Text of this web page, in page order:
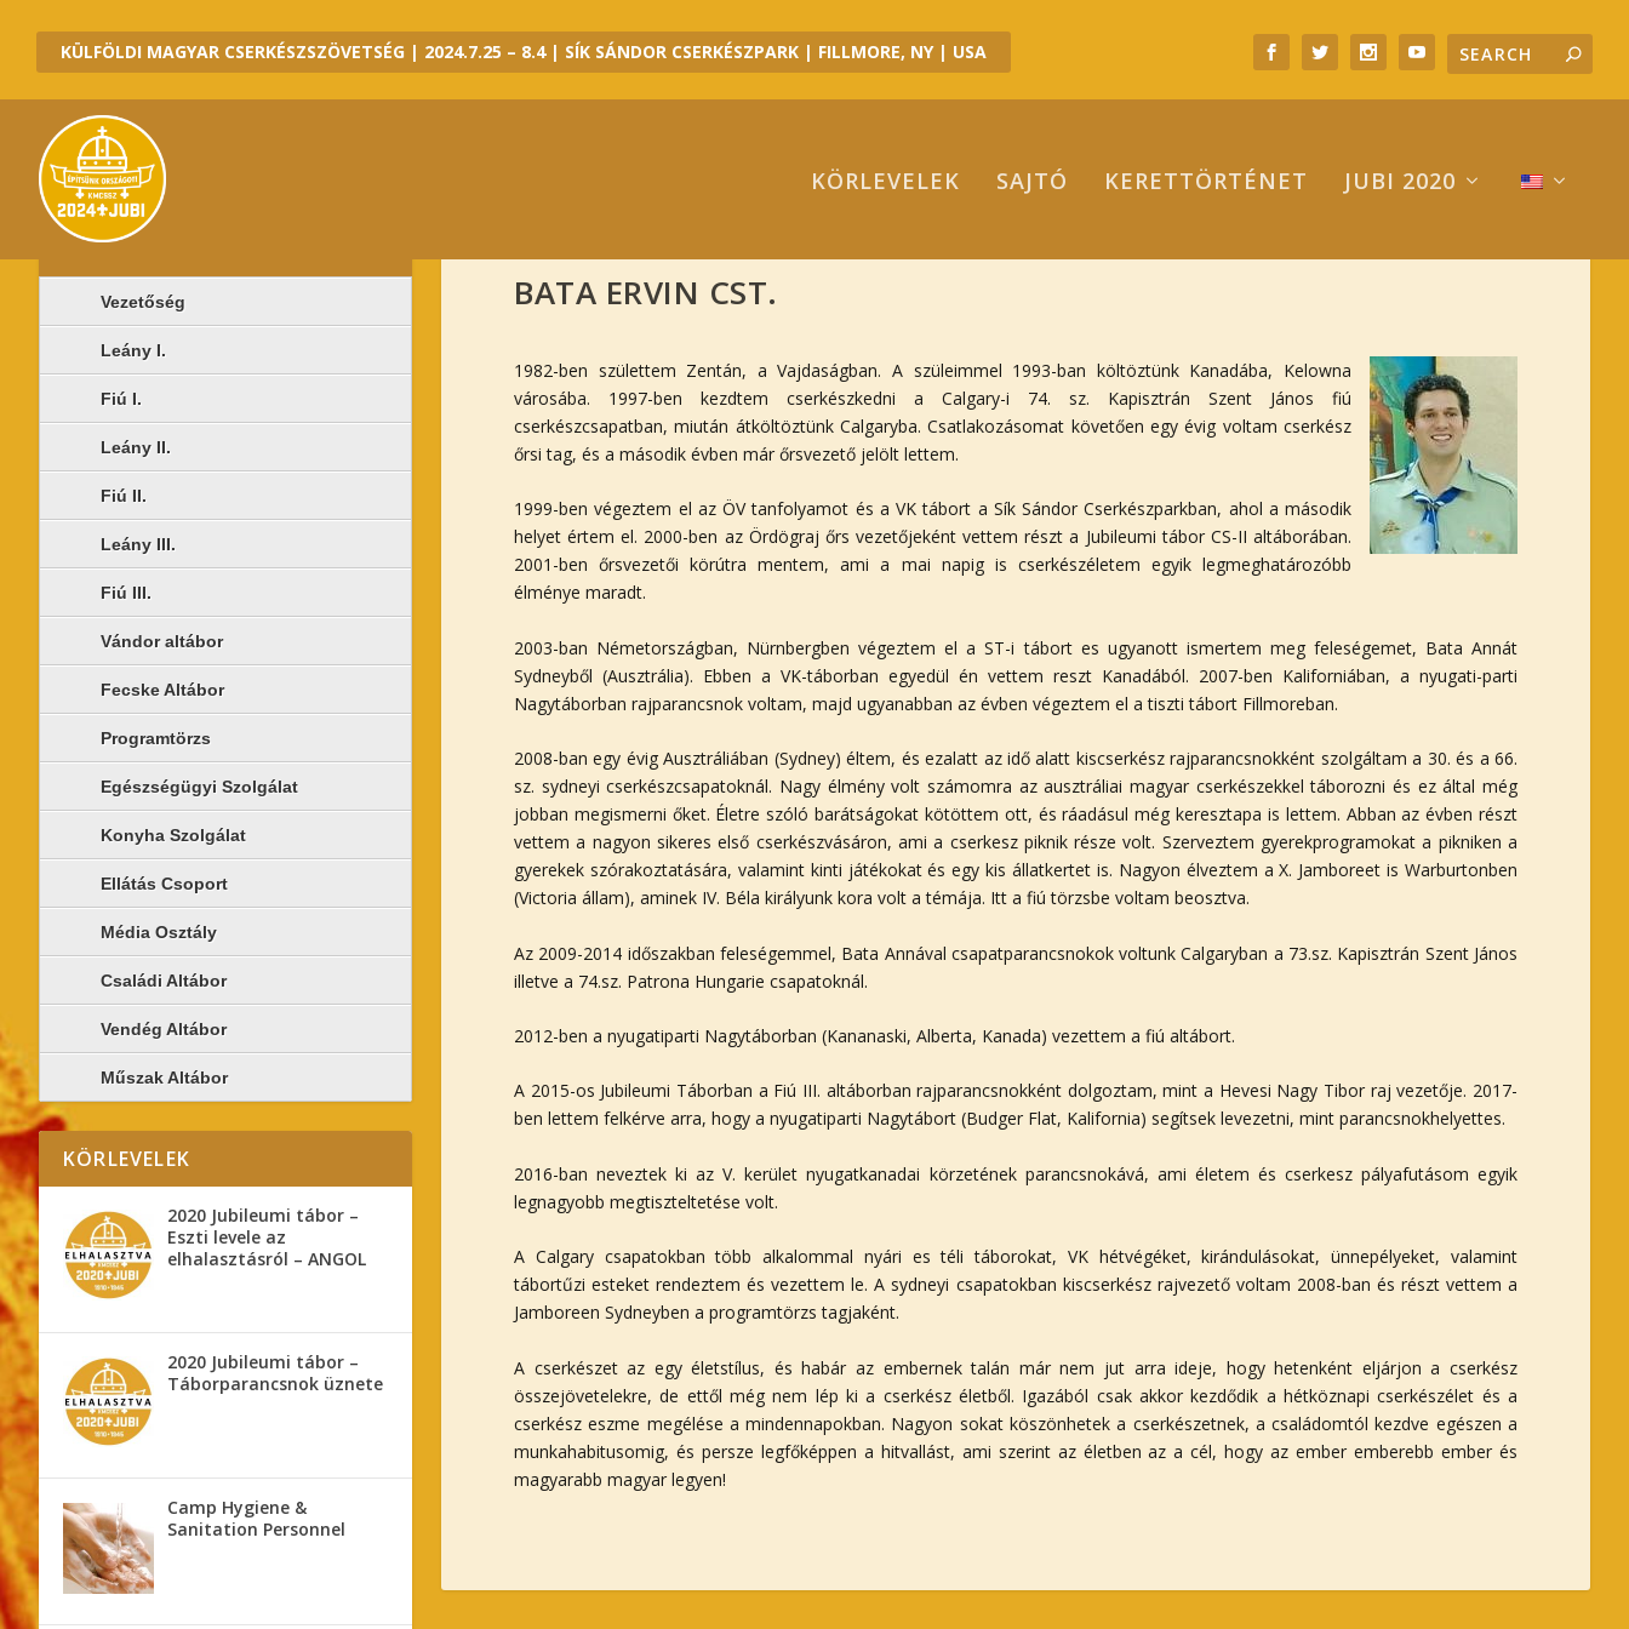
KÜLFÖLDI MAGYAR CSERKÉSZSZÖVETSÉG | 2024.7.25 – 8.4 | SÍK SÁNDOR CSERKÉSZPARK | FILLMORE, NY | USA
KÖRLEVELEK SAJTÓ KERETTÖRTÉNET JUBI 2020
BATA ERVIN CST.
1982-ben születtem Zentán, a Vajdaságban. A szüleimmel 1993-ban költöztünk Kanadába, Kelowna
városába. 1997-ben kezdtem cserkészkedni a Calgary-i 74. sz. Kapisztrán Szent János fiú
cserkészcsapatban, miután átköltöztünk Calgaryba. Csatlakozásomat követően egy évig voltam cserkész
őrsi tag, és a második évben már őrsvezető jelölt lettem.
1999-ben végeztem el az ÖV tanfolyamot és a VK tábort a Sík Sándor Cserkészparkban, ahol a második
helyet értem el. 2000-ben az Ördögraj őrs vezetőjeként vettem részt a Jubileumi tábor CS-II altáborában.
2001-ben őrsvezetői körútra mentem, ami a mai napig is cserkészéletem egyik legmeghatározóbb
élménye maradt.
2003-ban Németországban, Nürnbergben végeztem el a ST-i tábort es ugyanott ismertem meg feleségemet, Bata Annát
Sydneyből (Ausztrália). Ebben a VK-táborban egyedül én vettem reszt Kanadából. 2007-ben Kaliforniában, a nyugati-parti
Nagytáborban rajparancsnok voltam, majd ugyanabban az évben végeztem el a tiszti tábort Fillmoreban.
2008-ban egy évig Ausztráliában (Sydney) éltem, és ezalatt az idő alatt kiscserkész rajparancsnokként szolgáltam a 30. és a 66.
sz. sydneyi cserkészcsapatoknál. Nagy élmény volt számomra az ausztráliai magyar cserkészekkel táborozni és ez által még
jobban megismerni őket. Életre szóló barátságokat kötöttem ott, és ráadásul még keresztapa is lettem. Abban az évben részt
vettem a nagyon sikeres első cserkészvásáron, ami a cserkesz piknik része volt. Szerveztem gyerekprogramokat a pikniken a
gyerekek szórakoztatására, valamint kinti játékokat és egy kis állatkertet is. Nagyon élveztem a X. Jamboreet is Warburtonben
(Victoria állam), aminek IV. Béla királyunk kora volt a témája. Itt a fiú törzsbe voltam beosztva.
Az 2009-2014 időszakban feleségemmel, Bata Annával csapatparancsnokok voltunk Calgaryban a 73.sz. Kapisztrán Szent János
illetve a 74.sz. Patrona Hungarie csapatoknál.
2012-ben a nyugatiparti Nagytáborban (Kananaski, Alberta, Kanada) vezettem a fiú altábort.
A 2015-os Jubileumi Táborban a Fiú III. altáborban rajparancsnokként dolgoztam, mint a Hevesi Nagy Tibor raj vezetője. 2017-
ben lettem felkérve arra, hogy a nyugatiparti Nagytábort (Budger Flat, Kalifornia) segítsek levezetni, mint parancsnokhelyettes.
2016-ban neveztek ki az V. kerület nyugatkanadai körzetének parancsnokává, ami életem és cserkesz pályafutásom egyik
legnagyobb megtiszteltetése volt.
A Calgary csapatokban több alkalommal nyári es téli táborokat, VK hétvégéket, kirándulásokat, ünnepélyeket, valamint
tábortűzi esteket rendeztem és vezettem le. A sydneyi csapatokban kiscserkész rajvezető voltam 2008-ban és részt vettem a
Jamboreen Sydneyben a programtörzs tagjaként.
A cserkészet az egy életstílus, és habár az embernek talán már nem jut arra ideje, hogy hetenként eljárjon a cserkész
összejövetelekre, de ettől még nem lép ki a cserkész életből. Igazából csak akkor kezdődik a hétköznapi cserkészélet és a
cserkész eszme megélése a mindennapokban. Nagyon sokat köszönhetek a cserkészetnek, a családomtól kezdve egészen a
munkahabitusomig, és persze legfőképpen a hitvallást, ami szerint az életben az a cél, hogy az ember emberebb ember és
magyarabb magyar legyen!
2020 JUBI ALTÁBOROK
Vezetőség
Leány I.
Fiú I.
Leány II.
Fiú II.
Leány III.
Fiú III.
Vándor altábor
Fecske Altábor
Programtörzs
Egészségügyi Szolgálat
Konyha Szolgálat
Ellátás Csoport
Média Osztály
Családi Altábor
Vendég Altábor
Műszak Altábor
KÖRLEVELEK
2020 Jubileumi tábor –
Eszti levele az
elhalasztásról – ANGOL
2020 Jubileumi tábor –
Táborparancsnok üznete
Camp Hygiene &
Sanitation Personnel